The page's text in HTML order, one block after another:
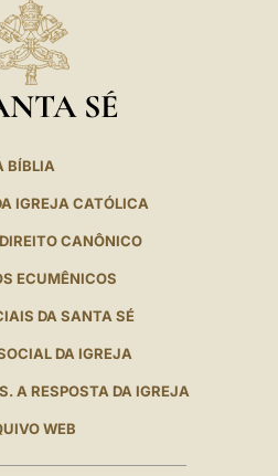
SÉ
BÍBLIA
IGREJA CATÓLICA
CANÔNICO
ECUMÊNICOS
DA SANTA SÉ
DA IGREJA
A RESPOSTA DA IGREJA
WEB